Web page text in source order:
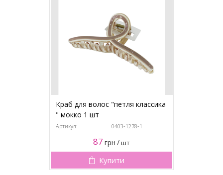
Краб для волос "петля классика
" мокко 1 шт
Артикул: 0403-1278-1
87 грн /шт
Купити